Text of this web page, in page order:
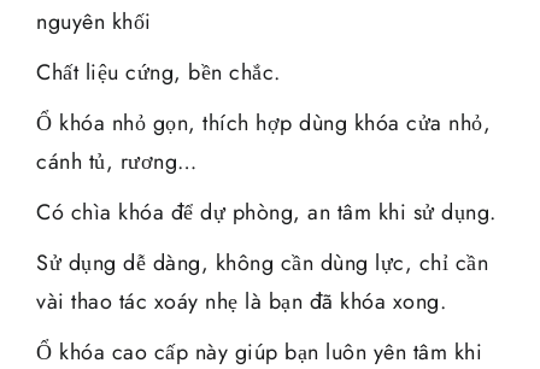
nguyên khối
Chất liệu cứng, bền chắc.
Ổ khóa nhỏ gọn, thích hợp dùng khóa cửa nhỏ,
cánh tủ, rương…
Có chìa khóa để dự phòng, an tâm khi sử dụng.
Sử dụng dễ dàng, không cần dùng lực, chỉ cần
vài thao tác xoáy nhẹ là bạn đã khóa xong.
Ổ khóa cao cấp này giúp bạn luôn yên tâm khi